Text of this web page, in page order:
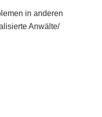
in anderen
Anwälte/